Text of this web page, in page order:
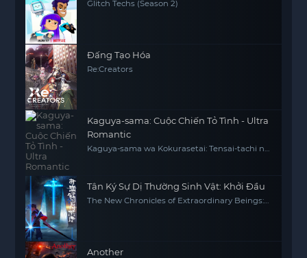
Glitch Techs (Season 2)
Đấng Tạo Hóa
Re:Creators
Kaguya-sama: Cuộc Chiến Tỏ Tình - Ultra
Romantic
Kaguya-sama wa Kokurasetai: Tensai-tachi no
Tân Ký Sự Dị Thường Sinh Vật: Khởi Đầu
The New Chronicles of Extraordinary Beings:
Another